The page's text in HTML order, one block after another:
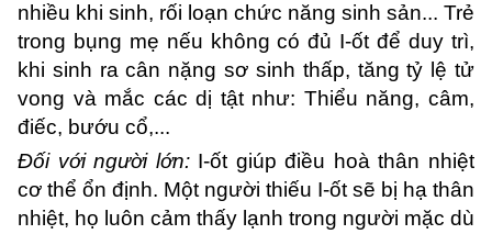
nhiều khi sinh, rối loạn chức năng sinh sản... Trẻ
trong bụng mẹ nếu không có đủ I-ốt để duy trì,
khi sinh ra cân nặng sơ sinh thấp, tăng tỷ lệ tử
vong và mắc các dị tật như: Thiểu năng, câm,
điếc, bướu cổ,...
Đối với người lớn:I-ốt giúp điều hoà thân nhiệt
cơ thể ổn định. Một người thiếu I-ốt sẽ bị hạ thân
nhiệt, họ luôn cảm thấy lạnh trong người mặc dù